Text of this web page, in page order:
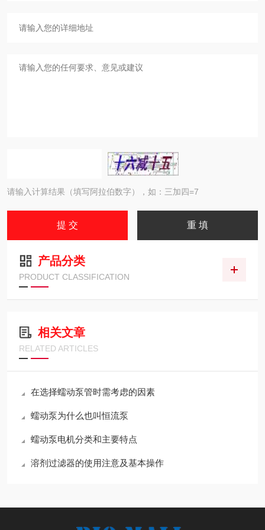
请输入计算结果（填写阿拉伯数字），如：三加四=7
产品分类
PRODUCT CLASSIFICATION
相关文章
RELATED ARTICLES
在选择蠕动泵管时需考虑的因素
蠕动泵为什么也叫恒流泵
蠕动泵电机分类和主要特点
溶剂过滤器的使用注意及基本操作